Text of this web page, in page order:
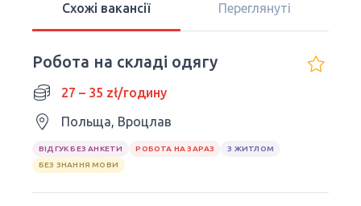
Схожі вакансії Переглянуті
Робота на складі одягу
27 – 35 zł/годину
Польща, Вроцлав
ВІДГУК БЕЗ АНКЕТИ РОБОТА НА ЗАРАЗ
З ЖИТЛОМ
БЕЗ ЗНАННЯ МОВИ